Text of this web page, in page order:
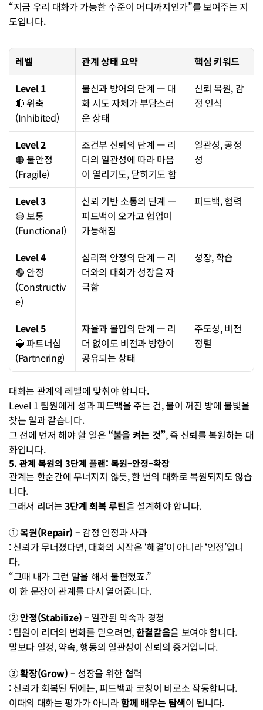
“지금 우리 대화가 가능한 수준이 어디까지인가”를 보여주는 지
도입니다.
레벨 관계 상태 요약
핵심 키워드
Level 1
🔴 위축
(Inhibited)
불신과 방어의 단계 — 대
화 시도 자체가 부담스러
운 상태
신뢰 복원, 감
정 인식
Level 2
🟠 불안정
(Fragile)
조건부 신뢰의 단계 — 리
더의 일관성에 따라 마음
이 열리기도, 닫히기도 함
일관성, 공정
성
Level 3
🟡 보통
(Functional)
신뢰 기반 소통의 단계 —
피드백이 오가고 협업이
가능해짐
피드백, 협력
Level 4
🟢 안정
(Constructiv
e)
심리적 안정의 단계 — 리
더와의 대화가 성장을 자
극함
성장, 학습
Level 5
🔵 파트너십
(Partnering)
자율과 몰입의 단계 — 리
더 없이도 비전과 방향이
공유되는 상태
주도성, 비전
정렬
대화는 관계의 레벨에 맞춰야 합니다.
Level 1 팀원에게 성과 피드백을 주는 건, 불이 꺼진 방에 불빛을
찾는 일과 같습니다.
그 전에 먼저 해야 할 일은 “불을 켜는 것”, 즉 신뢰를 복원하는 대
화입니다.
5. 관계 복원의 3단계 플랜: 복원–안정–확장
관계는 한순간에 무너지지 않듯, 한 번의 대화로 복원되지도 않습
니다.
그래서 리더는 3단계 회복 루틴을 설계해야 합니다.
① 복원(Repair) – 감정 인정과 사과
: 신뢰가 무너졌다면, 대화의 시작은 ‘해결’이 아니라 ‘인정’입니
다.
“그때 내가 그런 말을 해서 불편했죠.”
이 한 문장이 관계를 다시 열어줍니다.
② 안정(Stabilize) – 일관된 약속과 경청
: 팀원이 리더의 변화를 믿으려면, 한결같음을 보여야 합니다.
말보다 일정, 약속, 행동의 일관성이 신뢰의 증거입니다.
③ 확장(Grow) – 성장을 위한 협력
: 신뢰가 회복된 뒤에는, 피드백과 코칭이 비로소 작동합니다.
이때의 대화는 평가가 아니라 함께 배우는 탐색이 됩니다.